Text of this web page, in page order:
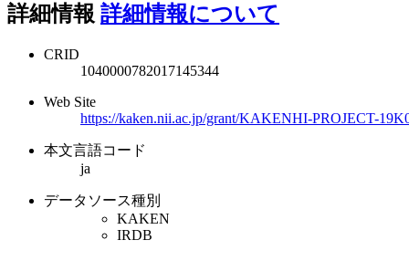
詳細情報 詳細情報について
CRID
1040000782017145344
Web Site
https://kaken.nii.ac.jp/grant/KAKENHI-PROJECT-
本文言語コード
ja
データソース種別
KAKEN
IRDB